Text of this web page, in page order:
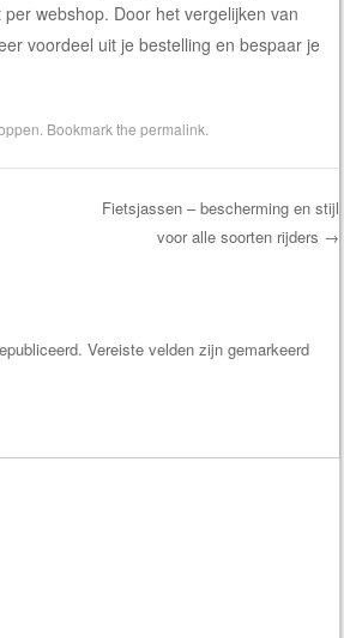
webshop. Door het vergelijken van
voordeel uit je bestelling en bespaar je
. Bookmark thepermalink
Fietsjassen – bescherming en stijl
voor alle soorten rijders →
Vereiste velden zijn gemarkeerd